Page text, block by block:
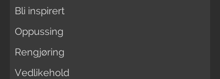
Bli inspirert
Oppussing
Rengjøring
Vedlikehold